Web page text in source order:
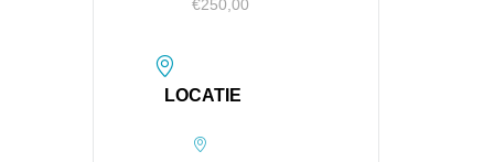
€250,00
LOCATIE